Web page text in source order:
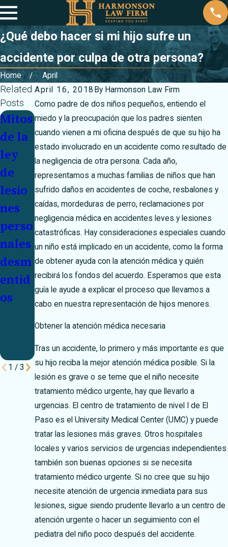
¿Qué debo hacer si mi hijo sufre un
accidente por culpa de otra persona?
Home
April
April 16, 2018 By Harmonson Law Firm
Como padre de dos niños pequeños, entiendo el
miedo y la preocupación que los padres sienten
cuando vienen a mi oficina después de que su hijo ha
estado involucrado en un accidente como resultado de
la negligencia de otra persona. Cada año,
representamos a muchas familias de niños que han
sufrido daños en accidentes de coche, resbalones y
caídas, mordeduras de perro, reclamaciones por
negligencia médica en accidentes leves y lesiones
catastróficas. Hay consideraciones especiales cuando
un niño está implicado en un accidente, como la forma
de obtener ayuda con la atención médica y quién
recibirá los fondos del acuerdo. Esperamos que esta
guía le ayude a explicar el proceso que llevamos a
cabo en nuestra representación de hijos menores.
Obtener la atención médica necesaria
Tras un accidente, lo primero y más importante es que
su hijo reciba la mejor atención médica posible. Si la
lesión es grave o se teme que el niño necesite
tratamiento médico urgente, hay que llevarlo a
urgencias. El centro de tratamiento de nivel I de El
Paso es el University Medical Center (UMC) y puede
tratar las lesiones más graves. Otros hospitales
locales y varios servicios de urgencias independientes
también son buenas opciones si se necesita
tratamiento médico urgente. Si no cree que su hijo
necesite atención de urgencia inmediata para sus
lesiones, sigue siendo prudente llevarlo a un centro de
atención urgente o hacer un seguimiento con el
pediatra del niño poco después del accidente.
Related
Posts
Mitos
de la
ley
de
lesio
nes
perso
nales
desm
entid
os
Nave
gue
por
las
carre
teras
inver
nales
con la
confi
anza
Paso
Mes
de
sensi
biliza
ción
sobre
la
cond
ucció
n
entre
scent
es
1 / 3